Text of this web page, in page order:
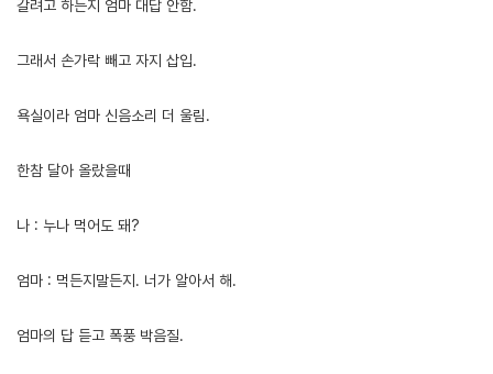
갈려고 하는지 엄마 대답 안함.
그래서 손가락 빼고 자지 삽입.
욕실이라 엄마 신음소리 더 울림.
한참 달아 올랐을때
나 : 누나 먹어도 돼?
엄마 : 먹든지말든지. 너가 알아서 해.
엄마의 답 듣고 폭풍 박음질.